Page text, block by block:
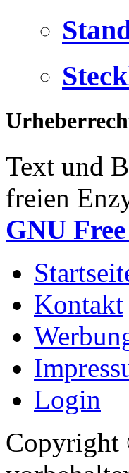
Text und
freien
GNU
Kontakt
Login
Copyright